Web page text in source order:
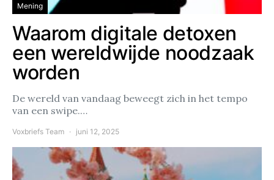
Mening
Waarom digitale detoxen
een wereldwijde noodzaak
worden
De wereld van vandaag beweegt zich in het tempo
van een swipe.…
Voxbriefs Team juni 12, 2025